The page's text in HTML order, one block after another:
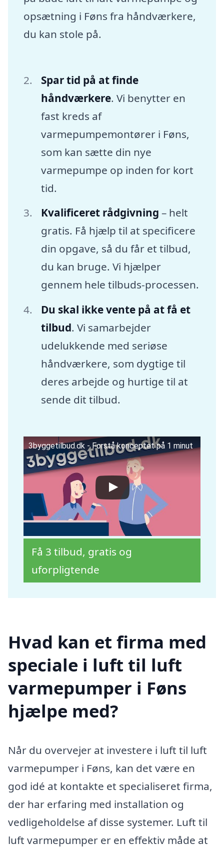
opsætning i Føns fra håndværkere,
du kan stole på.
Spar tid på at finde
håndværkere. Vi benytter en
fast kreds af
varmepumpemontører i Føns,
som kan sætte din nye
varmepumpe op inden for kort
tid.
Kvalificeret rådgivning – helt
gratis. Få hjælp til at specificere
din opgave, så du får et tilbud,
du kan bruge. Vi hjælper
gennem hele tilbuds-processen.
Du skal ikke vente på at få et
tilbud. Vi samarbejder
udelukkende med seriøse
håndværkere, som dygtige til
deres arbejde og hurtige til at
sende dit tilbud.
3byggetilbud.dk - Forstå konceptet på 1 minut
Få 3 tilbud, gratis og
uforpligtende
Hvad kan et firma med
speciale i luft til luft
varmepumper i Føns
hjælpe med?
Når du overvejer at investere i luft til luft
varmepumper i Føns, kan det være en
god idé at kontakte et specialiseret firma,
der har erfaring med installation og
vedligeholdelse af disse systemer. Luft til
luft varmepumper er en effektiv måde at